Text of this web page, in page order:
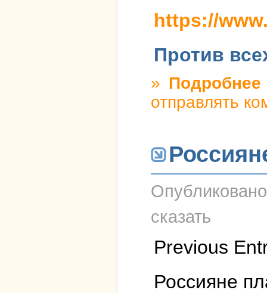
https://
Против
» Подробнее
отправлять
сказать
Previous
Россияне